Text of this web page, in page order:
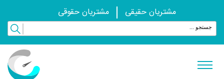
مشتریان حقیقی مشتریان حقوقی